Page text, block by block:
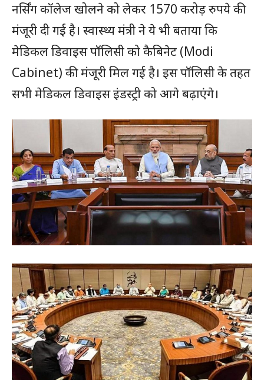
नर्सिंग कॉलेज खोलने को लेकर 1570 करोड़ रुपये की
मंजूरी दी गई है। स्वास्थ्य मंत्री ने ये भी बताया कि
मेडिकल डिवाइस पॉलिसी को कैबिनेट (Modi
Cabinet) की मंजूरी मिल गई है। इस पॉलिसी के तहत
सभी मेडिकल डिवाइस इंडस्ट्री को आगे बढ़ाएंगे।